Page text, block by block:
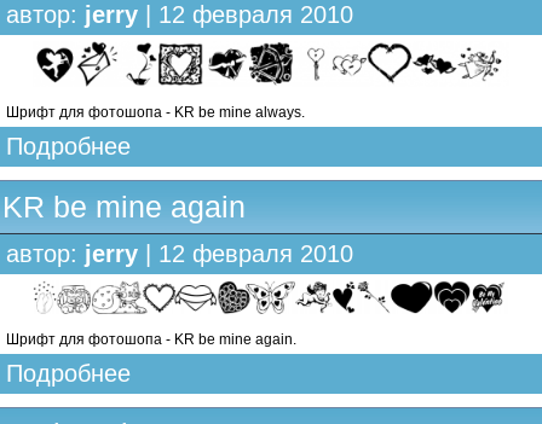
автор: jerry | 12 февраля 2010
Шрифт для фотошопа - KR be mine always.
Подробнее
KR be mine again
автор: jerry | 12 февраля 2010
Шрифт для фотошопа - KR be mine again.
Подробнее